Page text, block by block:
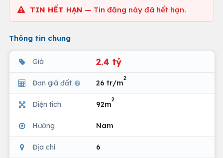
TIN HẾT HẠN — Tin đăng này đã hết hạn.
Thông tin chung
Giá 2.4 tỷ
Đơn giá đất 26 tr/m
2
Diện tích 92m
2
Hướng Nam
Địa chỉ 6